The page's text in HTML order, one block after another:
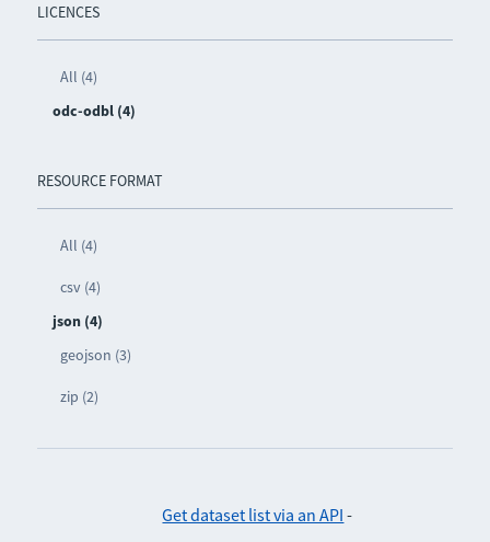
LICENCES
All (4)
odc-odbl (4)
RESOURCE FORMAT
All (4)
csv (4)
json (4)
geojson (3)
zip (2)
Get dataset list via an API -